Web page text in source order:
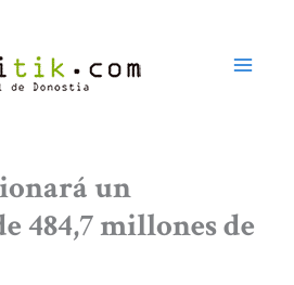
un
484,7 millones de